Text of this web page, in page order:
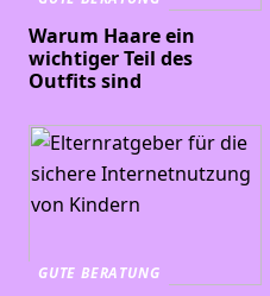
Warum Haare ein
wichtiger Teil des
Outfits sind
GUTE BERATUNG